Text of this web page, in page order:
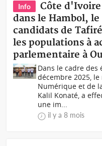
Info
Côte d'Ivoire
dans le Hambol, le
candidats de
les populations à
parlementaire à
Dans le cadre des
décembre 2025,
Numérique et de
Kalil Konaté, a
une im...
il y a 8 mois